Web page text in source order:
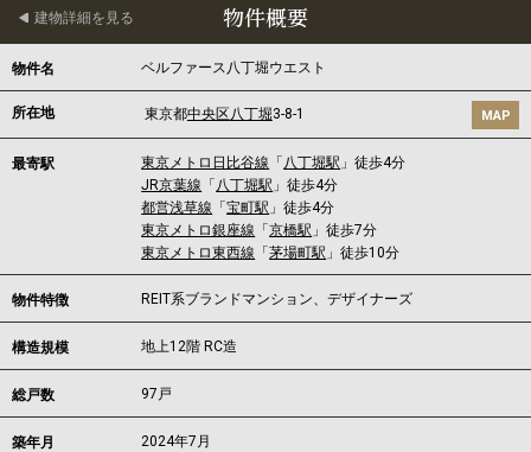
物件概要
建物詳細を見る
物件名 ベルファース八丁堀ウエスト
所在地 東京都中央区八丁堀3-8-1 MAP
最寄駅 東京メトロ日比谷線 「 八丁堀駅 」徒歩4分
JR京葉線 「 八丁堀駅 」徒歩4分
都営浅草線 「宝町駅 」徒歩4分
東京メトロ銀座線 「京橋駅 」徒歩7分
東京メトロ東西線 「茅場町駅 」徒歩10分
物件特徴 REIT系ブランドマンション、デザイナーズ
構造規模 地上12階 RC造
総戸数 97戸
築年月 2024年7月